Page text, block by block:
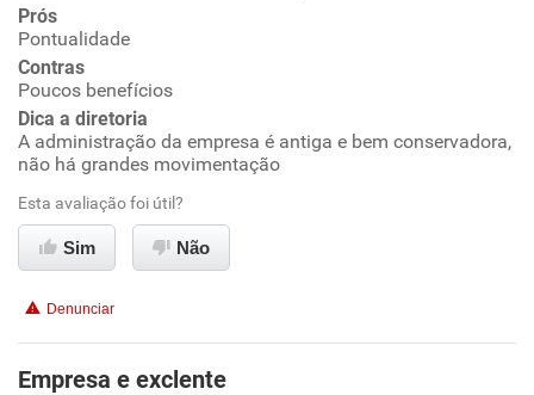
Conciliação com a vida familiar
Benefícios
Prós
Pontualidade
Contras
Poucos benefícios
Dica a diretoria
A administração da empresa é antiga e bem conservadora,
não há grandes movimentação
Esta avaliação foi útil?
Sim Não
Denunciar
Empresa e exclente